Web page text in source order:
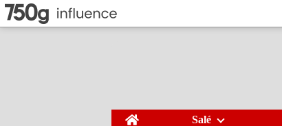
Home Salé